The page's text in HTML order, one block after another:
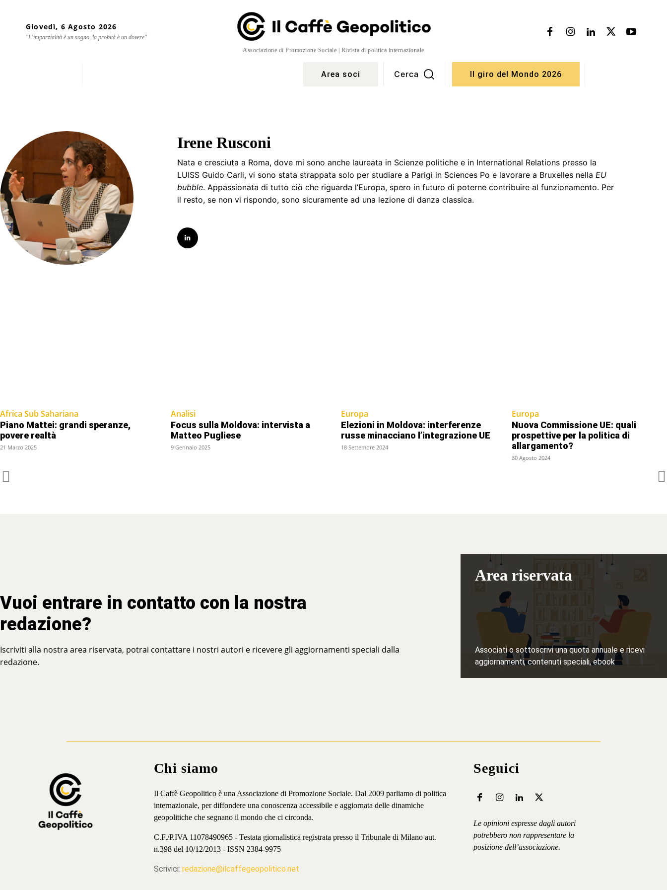
Giovedì, 6 Agosto 2026
"L'imparzialità è un sogno, la probità è un dovere"
Associazione di Promozione Sociale | Rivista di politica internazionale
Area soci Cerca Il giro del Mondo 2026
Irene Rusconi
Nata e cresciuta a Roma, dove mi sono anche laureata in Scienze politiche e in International Relations presso la
LUISS Guido Carli, vi sono stata strappata solo per studiare a Parigi in Sciences Po e lavorare a Bruxelles nella EU
bubble. Appassionata di tutto ciò che riguarda l’Europa, spero in futuro di poterne contribuire al funzionamento. Per
il resto, se non vi rispondo, sono sicuramente ad una lezione di danza classica.
Africa Sub Sahariana
Piano Mattei: grandi speranze,
povere realtà
21 Marzo 2025
Analisi
Focus sulla Moldova: intervista a
Matteo Pugliese
9 Gennaio 2025
Europa
Elezioni in Moldova: interferenze
russe minacciano l’integrazione UE
18 Settembre 2024
Europa
Nuova Commissione UE: quali
prospettive per la politica di
allargamento?
30 Agosto 2024
Vuoi entrare in contatto con la nostra
redazione?
Iscriviti alla nostra area riservata, potrai contattare i nostri autori e ricevere gli aggiornamenti speciali dalla
redazione.
Area riservata
Associati o sottoscrivi una quota annuale e ricevi
aggiornamenti, contenuti speciali, ebook
Chi siamo
Il Caffè Geopolitico è una Associazione di Promozione Sociale. Dal 2009 parliamo di politica
internazionale, per diffondere una conoscenza accessibile e aggiornata delle dinamiche
geopolitiche che segnano il mondo che ci circonda.
C.F./P.IVA 11078490965 - Testata giornalistica registrata presso il Tribunale di Milano aut.
n.398 del 10/12/2013 - ISSN 2384-9975
Scrivici: redazione@ilcaffegeopolitico.net
Seguici
Le opinioni espresse dagli autori
potrebbero non rappresentare la
posizione dell’associazione.